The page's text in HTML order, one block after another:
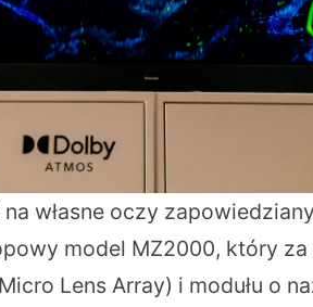
własne oczy
model MZ2000, który
Lens Array) i modułu o